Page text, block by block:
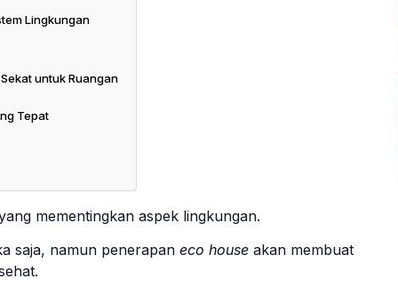
Lingkungan
untuk Ruangan
Tepat
mementingkan aspek lingkungan.
saja, namun penerapan eco house akan membuat